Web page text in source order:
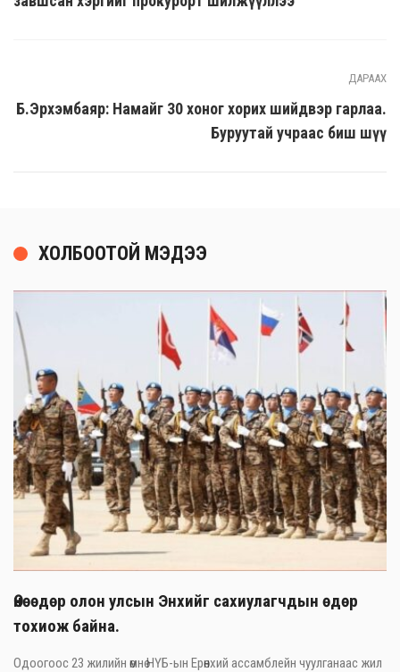
ДАРААХ
Б.Эрхэмбаяр: Намайг 30 хоног хорих шийдвэр гарлаа.
Буруутай учраас биш шүү
ХОЛБООТОЙ МЭДЭЭ
Өнөөдөр олон улсын Энхийг сахиулагчдын өдөр
тохиож байна.
Одоогоос 23 жилийн өмнө НҮБ-ын Ерөнхий ассамблейн чуулганаас жил